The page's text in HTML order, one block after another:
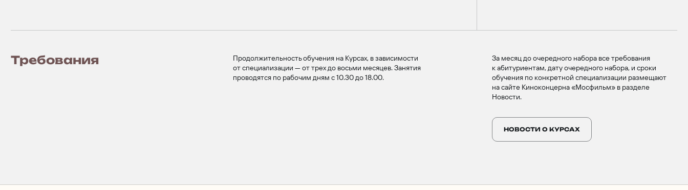
Требования
Продолжительность обучения на Курсах, в зависимости
от специализации — от трех до восьми месяцев. Занятия
проводятся по рабочим дням с 10.30 до 18.00.
За месяц до очередного набора все требования
к абитуриентам, дату очередного набора, и сроки
обучения по конкретной специализации размещают
на сайте Киноконцерна «Мосфильм» в разделе
Новости.
НОВОСТИ О КУРСАХ